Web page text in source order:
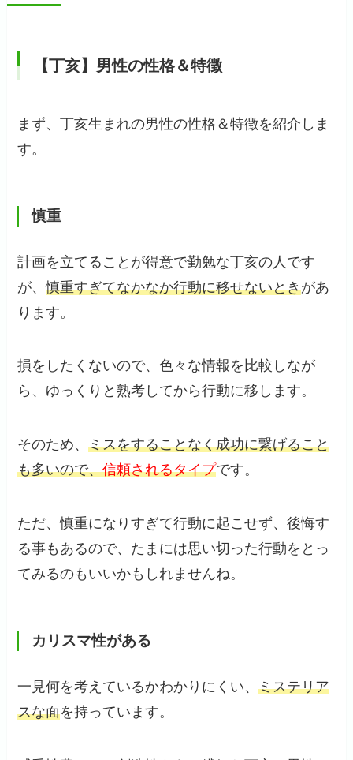
【丁亥】男性の性格＆特徴
まず、丁亥生まれの男性の性格＆特徴を紹介しま
す。
慎重
計画を立てることが得意で勤勉な丁亥の人です
が、慎重すぎてなかなか行動に移せないときがあ
ります。
損をしたくないので、色々な情報を比較しなが
ら、ゆっくりと熟考してから行動に移します。
そのため、ミスをすることなく成功に繋げること
も多いので、信頼されるタイプです。
ただ、慎重になりすぎて行動に起こせず、後悔す
る事もあるので、たまには思い切った行動をとっ
てみるのもいいかもしれませんね。
カリスマ性がある
一見何を考えているかわかりにくい、ミステリア
スな面を持っています。